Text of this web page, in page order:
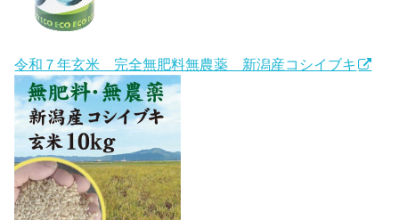
令和７年玄米 完全無肥料無農薬 新潟産コシイブキ